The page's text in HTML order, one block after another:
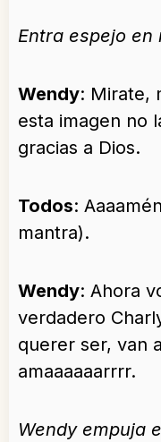
Entra espejo en
Wendy: Mirate,
esta imagen no
gracias a Dios.
Todos:
mantra).
Wendy: Ahora
verdadero
querer ser, van
amaaaaaarrrr.
Wendy empuja